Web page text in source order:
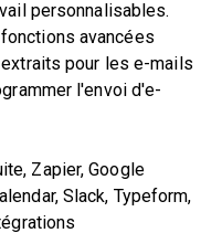
personnalisables.
avancées
pour les e-mails
l'envoi d'e-
Zapier, Google
Slack, Typeform,